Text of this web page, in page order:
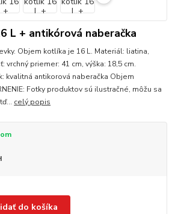
L + antikórová naberačka
Objem kotlíka je 16 L. Materiál: liatina,
vrchný priemer: 41 cm, výška: 18,5 cm.
kvalitná antikorová naberačka Objem
Fotky produktov sú ilustračné, môžu sa
celý popis
do košíka